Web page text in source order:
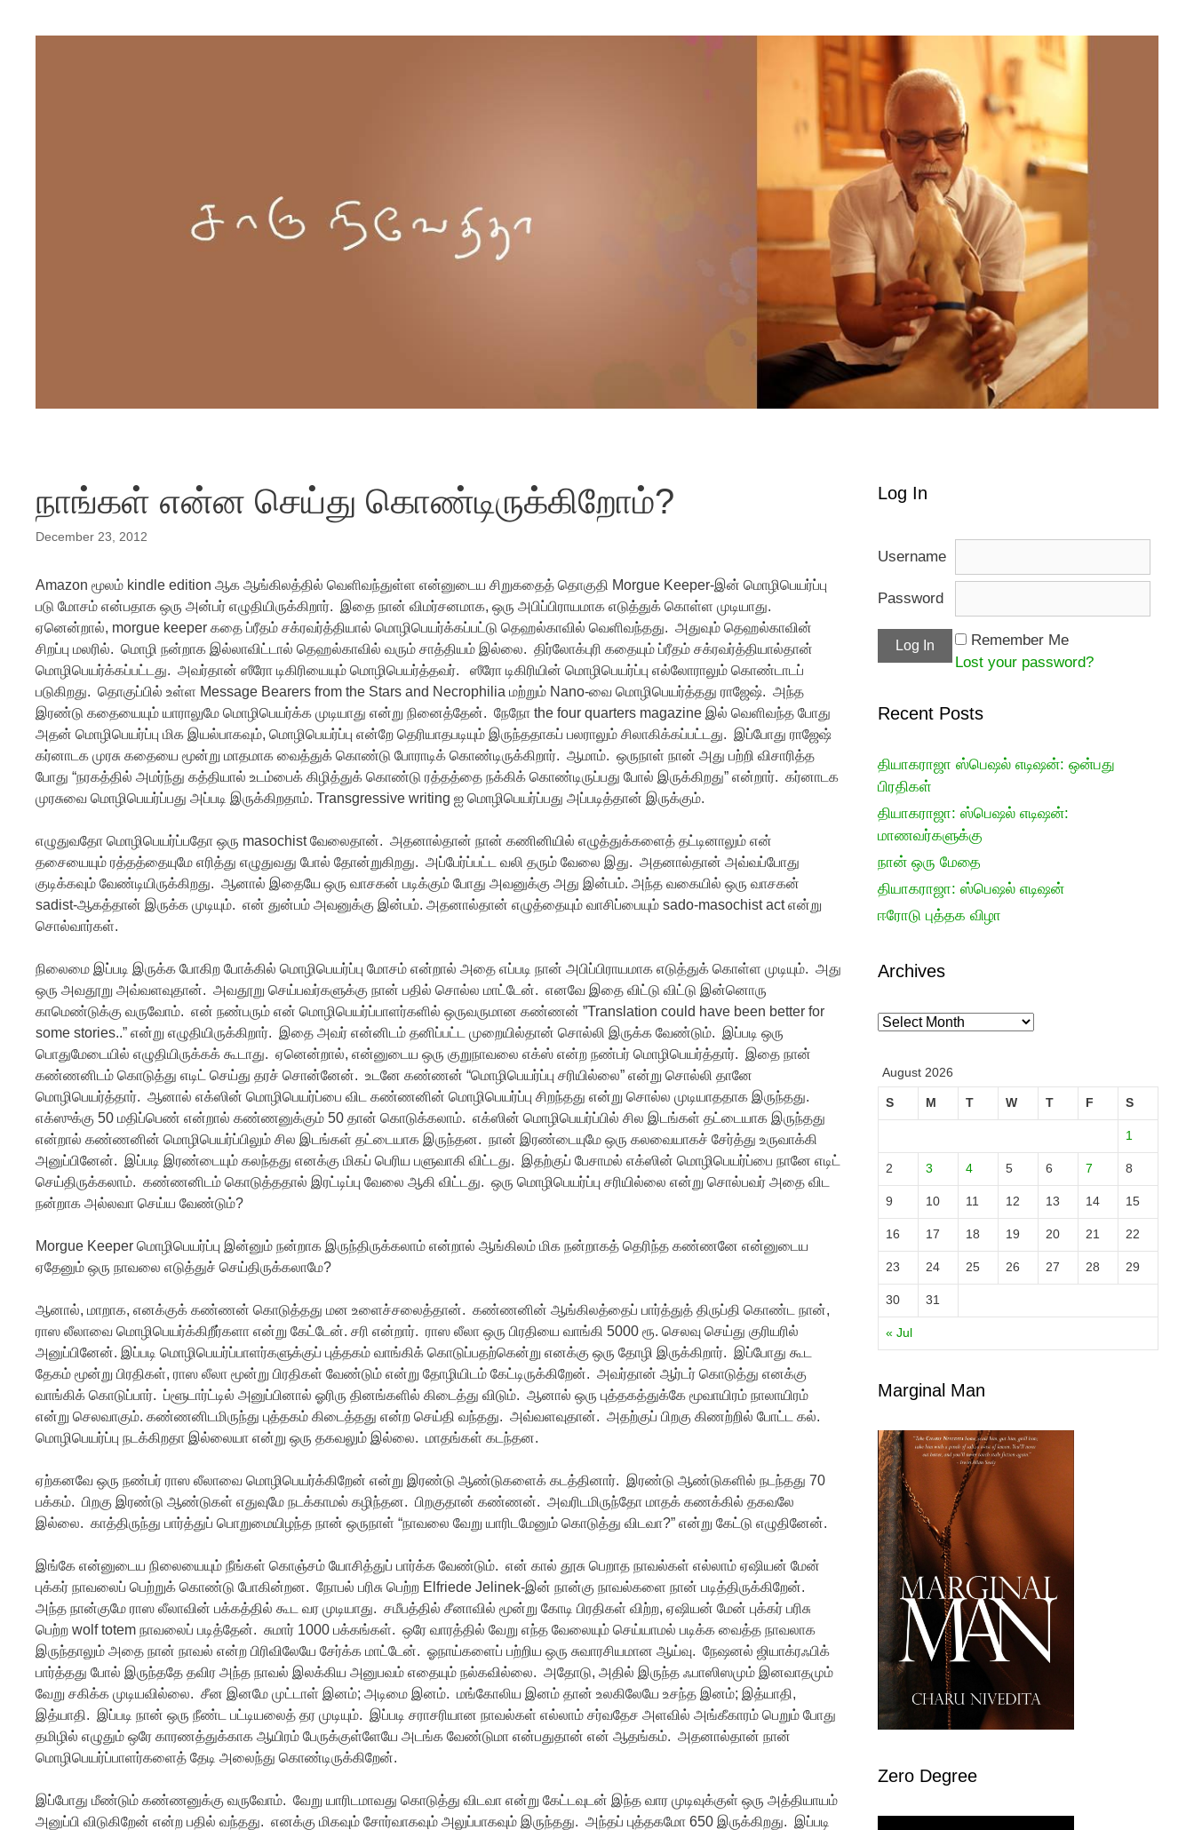
நாங்கள் என்ன செய்து கொண்டிருக்கிறோம்?
December 23, 2012
Amazon மூலம் kindle edition ஆக ஆங்கிலத்தில் வெளிவந்துள்ள என்னுடைய சிறுகதைத் தொகுதி Morgue Keeper-இன் மொழிபெயர்ப்பு
படு மோசம் என்பதாக ஒரு அன்பர் எழுதியிருக்கிறார். இதை நான் விமர்சனமாக, ஒரு அபிப்பிராயமாக எடுத்துக் கொள்ள முடியாது.
ஏனென்றால், morgue keeper கதை ப்ரீதம் சக்ரவர்த்தியால் மொழிபெயர்க்கப்பட்டு தெஹல்காவில் வெளிவந்தது. அதுவும் தெஹல்காவின்
சிறப்பு மலரில். மொழி நன்றாக இல்லாவிட்டால் தெஹல்காவில் வரும் சாத்தியம் இல்லை. திர்லோக்புரி கதையும் ப்ரீதம் சக்ரவர்த்தியால்தான்
மொழிபெயர்க்கப்பட்டது. அவர்தான் ஸீரோ டிகிரியையும் மொழிபெயர்த்தவர். ஸீரோ டிகிரியின் மொழிபெயர்ப்பு எல்லோராலும் கொண்டாடப்
படுகிறது. தொகுப்பில் உள்ள Message Bearers from the Stars and Necrophilia மற்றும் Nano-வை மொழிபெயர்த்தது ராஜேஷ். அந்த
இரண்டு கதையையும் யாராலுமே மொழிபெயர்க்க முடியாது என்று நினைத்தேன். நேநோ the four quarters magazine இல் வெளிவந்த போது
அதன் மொழிபெயர்ப்பு மிக இயல்பாகவும், மொழிபெயர்ப்பு என்றே தெரியாதபடியும் இருந்ததாகப் பலராலும் சிலாகிக்கப்பட்டது. இப்போது ராஜேஷ்
கர்னாடக முரசு கதையை மூன்று மாதமாக வைத்துக் கொண்டு போராடிக் கொண்டிருக்கிறார். ஆமாம். ஒருநாள் நான் அது பற்றி விசாரித்த
போது “நரகத்தில் அமர்ந்து கத்தியால் உடம்பைக் கிழித்துக் கொண்டு ரத்தத்தை நக்கிக் கொண்டிருப்பது போல் இருக்கிறது” என்றார். கர்னாடக
முரசுவை மொழிபெயர்ப்பது அப்படி இருக்கிறதாம். Transgressive writing ஐ மொழிபெயர்ப்பது அப்படித்தான் இருக்கும்.
எழுதுவதோ மொழிபெயர்ப்பதோ ஒரு masochist வேலைதான். அதனால்தான் நான் கணினியில் எழுத்துக்களைத் தட்டினாலும் என்
தசையையும் ரத்தத்தையுமே எரித்து எழுதுவது போல் தோன்றுகிறது. அப்பேர்ப்பட்ட வலி தரும் வேலை இது. அதனால்தான் அவ்வப்போது
குடிக்கவும் வேண்டியிருக்கிறது. ஆனால் இதையே ஒரு வாசகன் படிக்கும் போது அவனுக்கு அது இன்பம். அந்த வகையில் ஒரு வாசகன்
sadist-ஆகத்தான் இருக்க முடியும். என் துன்பம் அவனுக்கு இன்பம். அதனால்தான் எழுத்தையும் வாசிப்பையும் sado-masochist act என்று
சொல்வார்கள்.
நிலைமை இப்படி இருக்க போகிற போக்கில் மொழிபெயர்ப்பு மோசம் என்றால் அதை எப்படி நான் அபிப்பிராயமாக எடுத்துக் கொள்ள முடியும். அது
ஒரு அவதூறு அவ்வளவுதான். அவதூறு செய்பவர்களுக்கு நான் பதில் சொல்ல மாட்டேன். எனவே இதை விட்டு விட்டு இன்னொரு
காமெண்டுக்கு வருவோம். என் நண்பரும் என் மொழிபெயர்ப்பாளர்களில் ஒருவருமான கண்ணன் ”Translation could have been better for
some stories..” என்று எழுதியிருக்கிறார். இதை அவர் என்னிடம் தனிப்பட்ட முறையில்தான் சொல்லி இருக்க வேண்டும். இப்படி ஒரு
பொதுமேடையில் எழுதியிருக்கக் கூடாது. ஏனென்றால், என்னுடைய ஒரு குறுநாவலை எக்ஸ் என்ற நண்பர் மொழிபெயர்த்தார். இதை நான்
கண்ணனிடம் கொடுத்து எடிட் செய்து தரச் சொன்னேன். உடனே கண்ணன் “மொழிபெயர்ப்பு சரியில்லை” என்று சொல்லி தானே
மொழிபெயர்த்தார். ஆனால் எக்ஸின் மொழிபெயர்ப்பை விட கண்ணனின் மொழிபெயர்ப்பு சிறந்தது என்று சொல்ல முடியாததாக இருந்தது.
எக்ஸுக்கு 50 மதிப்பெண் என்றால் கண்ணனுக்கும் 50 தான் கொடுக்கலாம். எக்ஸின் மொழிபெயர்ப்பில் சில இடங்கள் தட்டையாக இருந்தது
என்றால் கண்ணனின் மொழிபெயர்ப்பிலும் சில இடங்கள் தட்டையாக இருந்தன. நான் இரண்டையுமே ஒரு கலவையாகச் சேர்த்து உருவாக்கி
அனுப்பினேன். இப்படி இரண்டையும் கலந்தது எனக்கு மிகப் பெரிய பளுவாகி விட்டது. இதற்குப் பேசாமல் எக்ஸின் மொழிபெயர்ப்பை நானே எடிட்
செய்திருக்கலாம். கண்ணனிடம் கொடுத்ததால் இரட்டிப்பு வேலை ஆகி விட்டது. ஒரு மொழிபெயர்ப்பு சரியில்லை என்று சொல்பவர் அதை விட
நன்றாக அல்லவா செய்ய வேண்டும்?
Morgue Keeper மொழிபெயர்ப்பு இன்னும் நன்றாக இருந்திருக்கலாம் என்றால் ஆங்கிலம் மிக நன்றாகத் தெரிந்த கண்ணனே என்னுடைய
ஏதேனும் ஒரு நாவலை எடுத்துச் செய்திருக்கலாமே?
ஆனால், மாறாக, எனக்குக் கண்ணன் கொடுத்தது மன உளைச்சலைத்தான். கண்ணனின் ஆங்கிலத்தைப் பார்த்துத் திருப்தி கொண்ட நான்,
ராஸ லீலாவை மொழிபெயர்க்கிறீர்களா என்று கேட்டேன். சரி என்றார். ராஸ லீலா ஒரு பிரதியை வாங்கி 5000 ரூ. செலவு செய்து குரியரில்
அனுப்பினேன். இப்படி மொழிபெயர்ப்பாளர்களுக்குப் புத்தகம் வாங்கிக் கொடுப்பதற்கென்று எனக்கு ஒரு தோழி இருக்கிறார். இப்போது கூட
தேகம் மூன்று பிரதிகள், ராஸ லீலா மூன்று பிரதிகள் வேண்டும் என்று தோழியிடம் கேட்டிருக்கிறேன். அவர்தான் ஆர்டர் கொடுத்து எனக்கு
வாங்கிக் கொடுப்பார். ப்ளூடார்ட்டில் அனுப்பினால் ஓரிரு தினங்களில் கிடைத்து விடும். ஆனால் ஒரு புத்தகத்துக்கே மூவாயிரம் நாலாயிரம்
என்று செலவாகும். கண்ணனிடமிருந்து புத்தகம் கிடைத்தது என்ற செய்தி வந்தது. அவ்வளவுதான். அதற்குப் பிறகு கிணற்றில் போட்ட கல்.
மொழிபெயர்ப்பு நடக்கிறதா இல்லையா என்று ஒரு தகவலும் இல்லை. மாதங்கள் கடந்தன.
ஏற்கனவே ஒரு நண்பர் ராஸ லீலாவை மொழிபெயர்க்கிறேன் என்று இரண்டு ஆண்டுகளைக் கடத்தினார். இரண்டு ஆண்டுகளில் நடந்தது 70
பக்கம். பிறகு இரண்டு ஆண்டுகள் எதுவுமே நடக்காமல் கழிந்தன. பிறகுதான் கண்ணன். அவரிடமிருந்தோ மாதக் கணக்கில் தகவலே
இல்லை. காத்திருந்து பார்த்துப் பொறுமையிழந்த நான் ஒருநாள் “நாவலை வேறு யாரிடமேனும் கொடுத்து விடவா?” என்று கேட்டு எழுதினேன்.
இங்கே என்னுடைய நிலையையும் நீங்கள் கொஞ்சம் யோசித்துப் பார்க்க வேண்டும். என் கால் தூசு பெறாத நாவல்கள் எல்லாம் ஏஷியன் மேன்
புக்கர் நாவலைப் பெற்றுக் கொண்டு போகின்றன. நோபல் பரிசு பெற்ற Elfriede Jelinek-இன் நான்கு நாவல்களை நான் படித்திருக்கிறேன்.
அந்த நான்குமே ராஸ லீலாவின் பக்கத்தில் கூட வர முடியாது. சமீபத்தில் சீனாவில் மூன்று கோடி பிரதிகள் விற்ற, ஏஷியன் மேன் புக்கர் பரிசு
பெற்ற wolf totem நாவலைப் படித்தேன். சுமார் 1000 பக்கங்கள். ஒரே வாரத்தில் வேறு எந்த வேலையும் செய்யாமல் படிக்க வைத்த நாவலாக
இருந்தாலும் அதை நான் நாவல் என்ற பிரிவிலேயே சேர்க்க மாட்டேன். ஓநாய்களைப் பற்றிய ஒரு சுவாரசியமான ஆய்வு. நேஷனல் ஜியாக்ரஃபிக்
பார்த்தது போல் இருந்ததே தவிர அந்த நாவல் இலக்கிய அனுபவம் எதையும் நல்கவில்லை. அதோடு, அதில் இருந்த ஃபாஸிஸமும் இனவாதமும்
வேறு சகிக்க முடியவில்லை. சீன இனமே முட்டாள் இனம்; அடிமை இனம். மங்கோலிய இனம் தான் உலகிலேயே உசந்த இனம்; இத்யாதி,
இத்யாதி. இப்படி நான் ஒரு நீண்ட பட்டியலைத் தர முடியும். இப்படி சராசரியான நாவல்கள் எல்லாம் சர்வதேச அளவில் அங்கீகாரம் பெறும் போது
தமிழில் எழுதும் ஒரே காரணத்துக்காக ஆயிரம் பேருக்குள்ளேயே அடங்க வேண்டுமா என்பதுதான் என் ஆதங்கம். அதனால்தான் நான்
மொழிபெயர்ப்பாளர்களைத் தேடி அலைந்து கொண்டிருக்கிறேன்.
இப்போது மீண்டும் கண்ணனுக்கு வருவோம். வேறு யாரிடமாவது கொடுத்து விடவா என்று கேட்டவுடன் இந்த வார முடிவுக்குள் ஒரு அத்தியாயம்
அனுப்பி விடுகிறேன் என்ற பதில் வந்தது. எனக்கு மிகவும் சோர்வாகவும் அலுப்பாகவும் இருந்தது. அந்தப் புத்தகமோ 650 இருக்கிறது. இப்படி
Log In
Username
Password
Remember Me
Lost your password?
Recent Posts
தியாகராஜா ஸ்பெஷல் எடிஷன்: ஒன்பது
பிரதிகள்
தியாகராஜா: ஸ்பெஷல் எடிஷன்:
மாணவர்களுக்கு
நான் ஒரு மேதை
தியாகராஜா: ஸ்பெஷல் எடிஷன்
ஈரோடு புத்தக விழா
Archives
Archives
August 2026
S M T W T F S
« Jul
1
2 3 4 5 6 7 8
9 10 11 12 13 14 15
16 17 18 19 20 21 22
23 24 25 26 27 28 29
30 31
Marginal Man
Zero Degree